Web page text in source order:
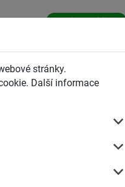
stránky.
Další informace
Czech Republic
HŘIŠTĚ